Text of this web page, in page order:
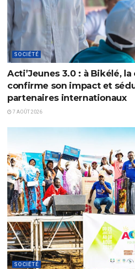
SOCIÉTÉ
Acti’Jeunes 3.0 : à Bikélé, la
confirme son impact et
partenaires internationaux
7 AOÛT 2026
SOCIÉTÉ